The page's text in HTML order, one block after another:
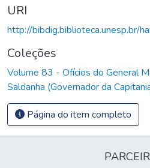
URI
http://bibdig.biblioteca.unesp.br/
Coleções
Volume 83 - Ofícios do General
Saldanha (Governador da
Página do item completo